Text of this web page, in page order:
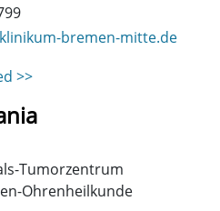
bremen-mitte.de
>>
Tumorzentrum
Ohrenheilkunde